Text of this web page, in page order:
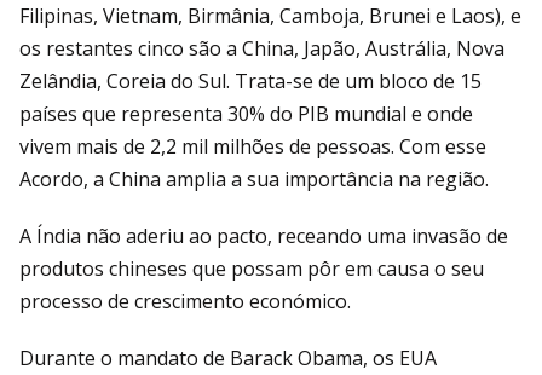
Filipinas, Vietnam, Birmânia, Camboja, Brunei e Laos), e
os restantes cinco são a China, Japão, Austrália, Nova
Zelândia, Coreia do Sul. Trata-se de um bloco de 15
países que representa 30% do PIB mundial e onde
vivem mais de 2,2 mil milhões de pessoas. Com esse
Acordo, a China amplia a sua importância na região.
A Índia não aderiu ao pacto, receando uma invasão de
produtos chineses que possam pôr em causa o seu
processo de crescimento económico.
Durante o mandato de Barack Obama, os EUA